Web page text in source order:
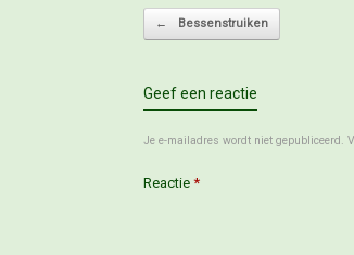
Bericht navigatie
← Bessenstruiken
Geef een reactie
Je e-mailadres wordt niet gepubliceerd.
Reactie *